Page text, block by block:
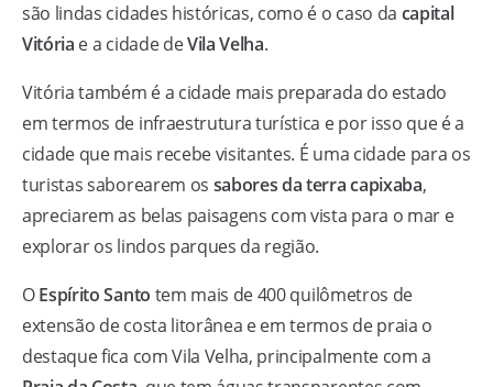
são lindas cidades históricas, como é o caso da capital
Vitória e a cidade deVila Velha.
Vitória também é a cidade mais preparada do estado
em termos de infraestrutura turística e por isso que é a
cidade que mais recebe visitantes. É uma cidade para os
turistas saborearem os sabores da terra capixaba,
apreciarem as belas paisagens com vista para o mar e
explorar os lindos parques da região.
OEspírito Santo tem mais de 400 quilômetros de
extensão de costa litorânea e em termos de praia o
destaque fica com Vila Velha, principalmente com a